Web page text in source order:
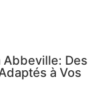
Des
à Vos